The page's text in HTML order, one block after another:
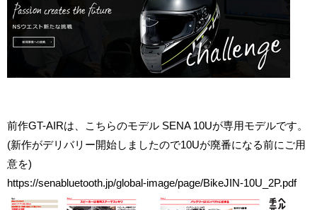
前作GT-AIRは、こちらのモデル SENA 10Uが専用モデルです。
(新作がデリバリー開始しましたので10Uが廃番になる前にご用
意を)
https://senabluetooth.jp/global-image/page/BikeJIN-10U_2P.pdf